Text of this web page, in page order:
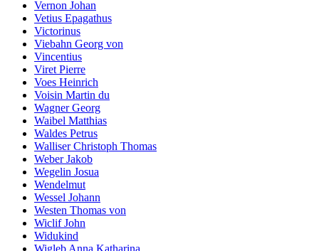
Vernon Johan
Vetius Epagathus
Victorinus
Viebahn Georg von
Vincentius
Viret Pierre
Voes Heinrich
Voisin Martin du
Wagner Georg
Waibel Matthias
Waldes Petrus
Walliser Christoph Thomas
Weber Jakob
Wegelin Josua
Wendelmut
Wessel Johann
Westen Thomas von
Wiclif John
Widukind